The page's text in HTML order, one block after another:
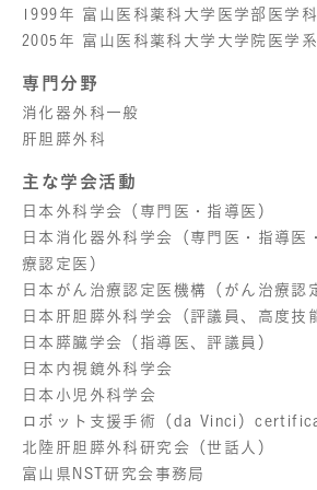
1999年 富山医科薬科大学医学部医学
2005年 富山医科薬科大学大学院医学
専門分野
消化器外科一般
肝胆膵外科
主な学会活動
日本外科学会（専門医・指導医）
日本消化器外科学会（専門医・指導医
療認定医）
日本がん治療認定医機構（がん治療認
日本肝胆膵外科学会（評議員、高度技
日本膵臓学会（指導医、評議員）
日本内視鏡外科学会
日本小児外科学会
ロボット支援手術（da Vinci）
北陸肝胆膵外科研究会（世話人）
富山県NST研究会事務局